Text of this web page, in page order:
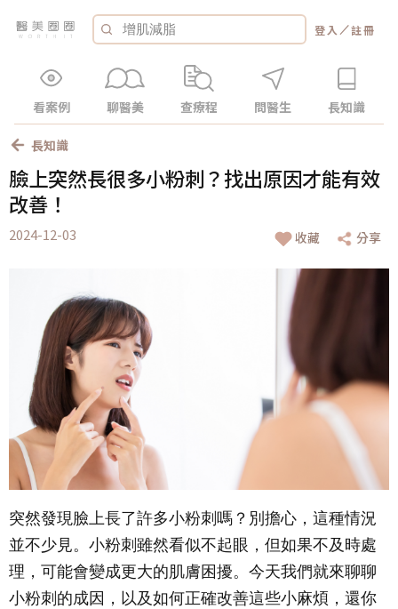
登入 ／註冊
看案例 聊醫美 查療程 問醫生 長知識
長知識
臉上突然長很多小粉刺？找出原因才能有效
改善！
2024-12-03 收藏 分享
突然發現臉上長了許多小粉刺嗎？別擔心，這種情況
並不少見。小粉刺雖然看似不起眼，但如果不及時處
理，可能會變成更大的肌膚困擾。今天我們就來聊聊
小粉刺的成因，以及如何正確改善這些小麻煩，還你